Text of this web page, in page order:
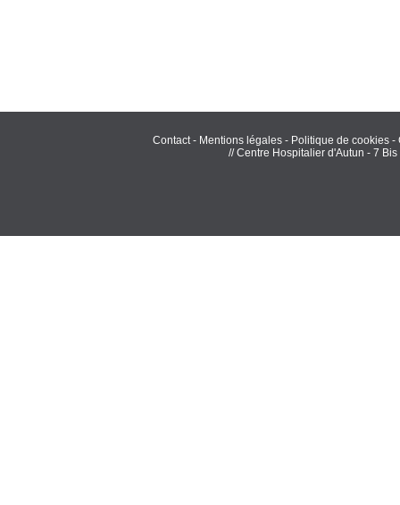
Contact- Mentions légales - Politique de cookies -
// Centre Hospitalier d'Autun - 7